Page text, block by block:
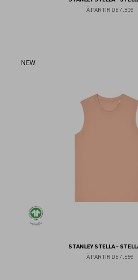
À PARTIR DE 4.80€
NEW
STANLEY STELLA -
À PARTIR DE 4.65€